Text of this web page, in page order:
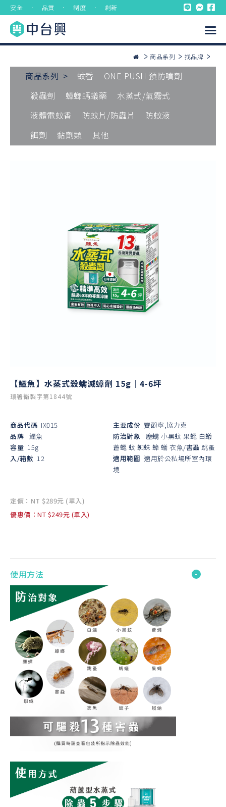
安全 ． 品質 ． 制度 ． 創新
商品系列 找品牌
商品系列 > 蚊香
ONE PUSH 預防噴劑
殺蟲劑
蟑螂螞蟻藥
水蒸式/氣霧式
液體電蚊香
防蚊片/防蟲片
防蚊液
餌劑
黏劑類 其他
【鱷魚】水蒸式殺螨滅蟑劑 15g｜4-6坪
環署衛製字第1844號
商品代碼 IX015
品牌 鱷魚
容量 15g
入/箱數 12
主要成份 賽酚寧,協力克
防治對象
塵螨 小黑蚊 果蠅 白蟻
蒼蠅 蚊 蜘蛛 蟑 蟻 衣魚/書蝨 跳蚤
適用範圍 適用於公私場所室內環
境
定價：NT $289元 (單入)
優惠價：NT $249元 (單入)
使用方法